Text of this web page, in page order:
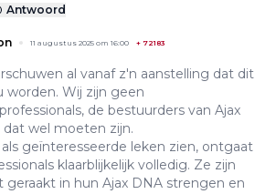
Antwoord
11 augustus 2025 om 16:00 + 72183
al vanaf z'n aanstelling dat dit
worden. Wij zijn geen
de bestuurders van Ajax
dat wel moeten zijn.
geïnteresseerde leken zien, ontgaat
klaarblijkelijk volledig. Ze zijn
geraakt in hun Ajax DNA strengen en